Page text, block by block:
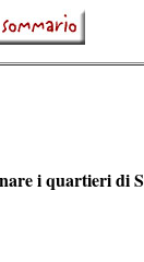
i quartieri di